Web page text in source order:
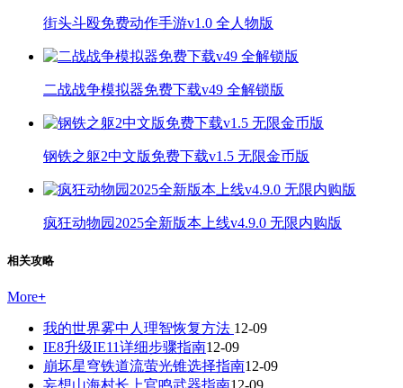
街头斗殴免费动作手游v1.0 全人物版
二战战争模拟器免费下载v49 全解锁版
钢铁之躯2中文版免费下载v1.5 无限金币版
疯狂动物园2025全新版本上线v4.9.0 无限内购版
相关攻略
More+
我的世界雾中人理智恢复方法 12-09
IE8升级IE11详细步骤指南12-09
崩坏星穹铁道流萤光锥选择指南12-09
妄想山海村长上官鸣武器指南12-09